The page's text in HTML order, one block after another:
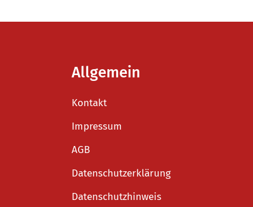
Allgemein
Kontakt
Impressum
AGB
Datenschutzerklärung
Datenschutzhinweis